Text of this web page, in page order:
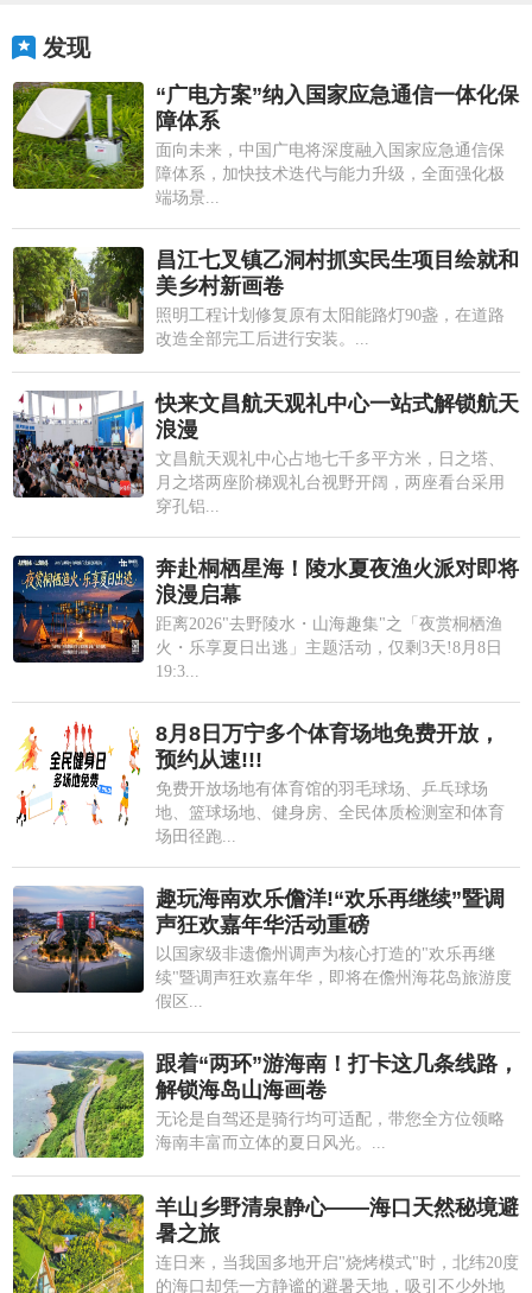
发现
“广电方案”纳入国家应急通信一体化保
障体系
面向未来，中国广电将深度融入国家应急通信保
障体系，加快技术迭代与能力升级，全面强化极
端场景...
昌江七叉镇乙洞村抓实民生项目绘就和
美乡村新画卷
照明工程计划修复原有太阳能路灯90盏，在道路
改造全部完工后进行安装。...
快来文昌航天观礼中心一站式解锁航天
浪漫
文昌航天观礼中心占地七千多平方米，日之塔、
月之塔两座阶梯观礼台视野开阔，两座看台采用
穿孔铝...
奔赴桐栖星海！陵水夏夜渔火派对即将
浪漫启幕
距离2026"去野陵水・山海趣集"之「夜赏桐栖渔
火・乐享夏日出逃」主题活动，仅剩3天!8月8日
19:3...
8月8日万宁多个体育场地免费开放，
预约从速!!!
免费开放场地有体育馆的羽毛球场、乒乓球场
地、篮球场地、健身房、全民体质检测室和体育
场田径跑...
趣玩海南欢乐儋洋!“欢乐再继续”暨调
声狂欢嘉年华活动重磅
以国家级非遗儋州调声为核心打造的"欢乐再继
续"暨调声狂欢嘉年华，即将在儋州海花岛旅游度
假区...
跟着“两环”游海南！打卡这几条线路，
解锁海岛山海画卷
无论是自驾还是骑行均可适配，带您全方位领略
海南丰富而立体的夏日风光。...
羊山乡野清泉静心——海口天然秘境避
暑之旅
连日来，当我国多地开启"烧烤模式"时，北纬20度
的海口却凭一方静谧的避暑天地，吸引不少外地